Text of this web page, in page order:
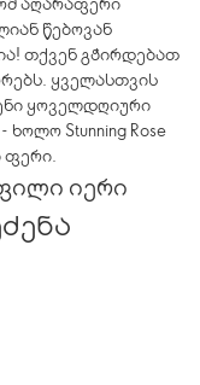
წებოვან
თქვენ გჭირდებათ
ყველასთვის
ყოველდღიური
Stunning Rose
ფერი.
იერი